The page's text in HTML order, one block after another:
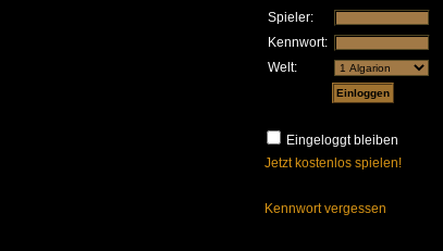
Spieler:
Kennwort:
Welt:
Eingeloggt bleiben
Jetzt kostenlos spielen!
Kennwort vergessen